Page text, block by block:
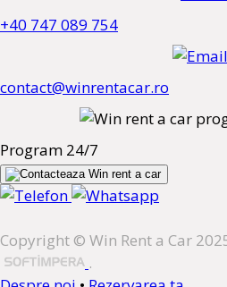
+40 747 089 754
contact@winrentacar.ro
Program 24/7
Copyright © Win Rent a Car
.